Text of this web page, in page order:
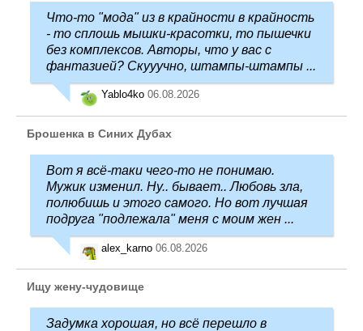
Что-то "мода" из в крайности в крайность
- то сплошь мышки-красотки, то пышечки
без комплексов. Авторы, что у вас с
фантазией? Скууучно, штампы-штампы ...
Yablo4ko 06.08.2026
Брошенка в Синих Дубах
Вот я всё-таки чего-то не понимаю.
Мужик изменил. Ну.. бывает.. Любовь зла,
полюбишь и этого самого. Но вот лучшая
подруга "подлежала" меня с моим жен ...
alex_karno 06.08.2026
Ищу жену-чудовище
Задумка хорошая, но всё перешло в